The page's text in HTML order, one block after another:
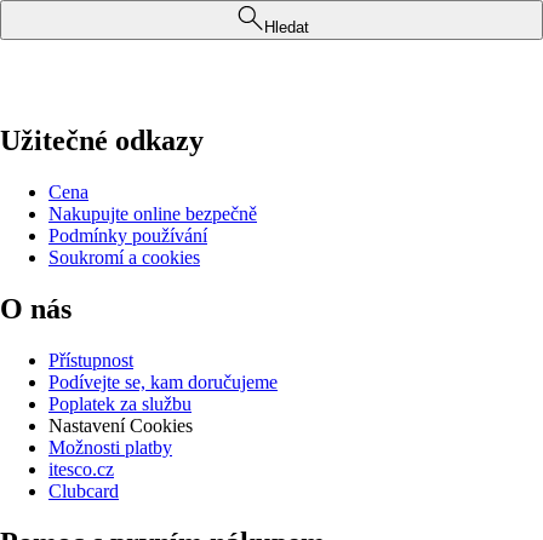
Hledat
Užitečné odkazy
Cena
Nakupujte online bezpečně
Podmínky používání
Soukromí a cookies
O nás
Přístupnost
Podívejte se, kam doručujeme
Poplatek za službu
Nastavení Cookies
Možnosti platby
itesco.cz
Clubcard